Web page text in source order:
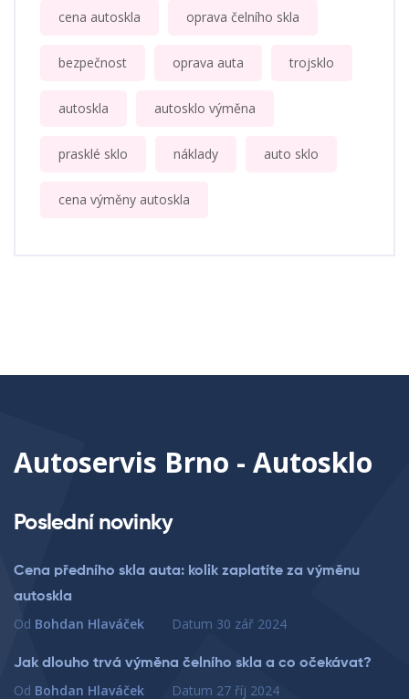
cena autoskla oprava čelního skla
bezpečnost oprava auta trojsklo
autoskla autosklo výměna
prasklé sklo náklady auto sklo
cena výměny autoskla
Autoservis Brno - Autosklo
Poslední novinky
Cena předního skla auta: kolik zaplatíte za výměnu
autoskla
Od Bohdan Hlaváček Datum 30 zář 2024
Jak dlouho trvá výměna čelního skla a co očekávat?
Od Bohdan Hlaváček Datum 27 říj 2024